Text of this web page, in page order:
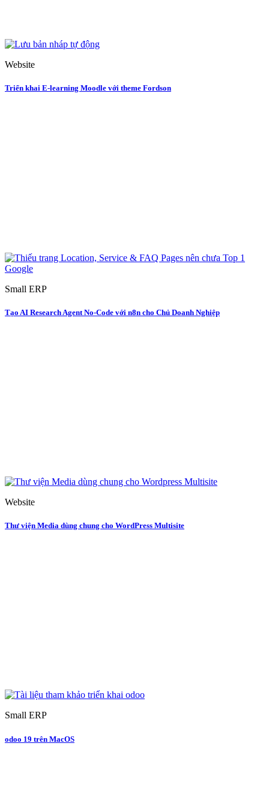
Website
Triển khai E-learning Moodle với theme Fordson
Small ERP
Tạo AI Research Agent No-Code với n8n cho Chủ Doanh Nghiệp
Website
Thư viện Media dùng chung cho WordPress Multisite
Small ERP
odoo 19 trên MacOS